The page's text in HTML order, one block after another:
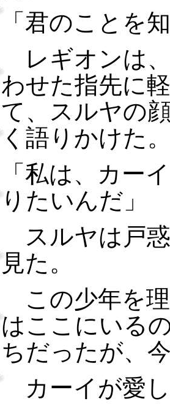
「君のことを
レギオンは
わせた指先に
て、スルヤの
く語りかけた
「私は、カー
りたいんだ
スルヤは戸
見た。
この少年を
はここにいる
ちだったが、
カーイが愛